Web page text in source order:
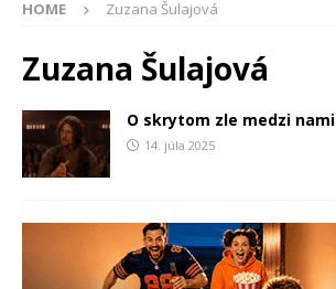
HOME Zuzana Šulajová
Zuzana Šulajová
O skrytom zle medzi nami
14. júla 2025